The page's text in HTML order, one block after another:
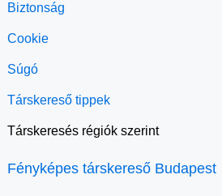
Biztonság
Cookie
Súgó
Társkereső tippek
Társkeresés régiók szerint
Fényképes társkereső Budapest